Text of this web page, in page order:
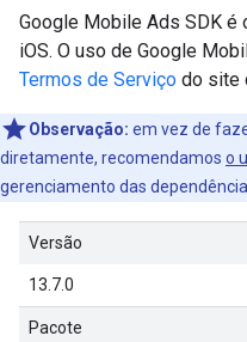
Google Mobile Ads SDK é
iOS. O uso de Google
Termos de Serviço do site
Observação: em vez de
diretamente, recomendamos o
gerenciamento das
Versão
13.7.0
Pacote